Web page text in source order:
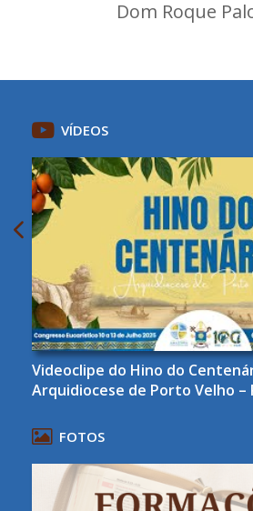
Dom Roque
VÍDEOS
Videoclipe do Hino do
Arquidiocese de Porto Velho –
FOTOS